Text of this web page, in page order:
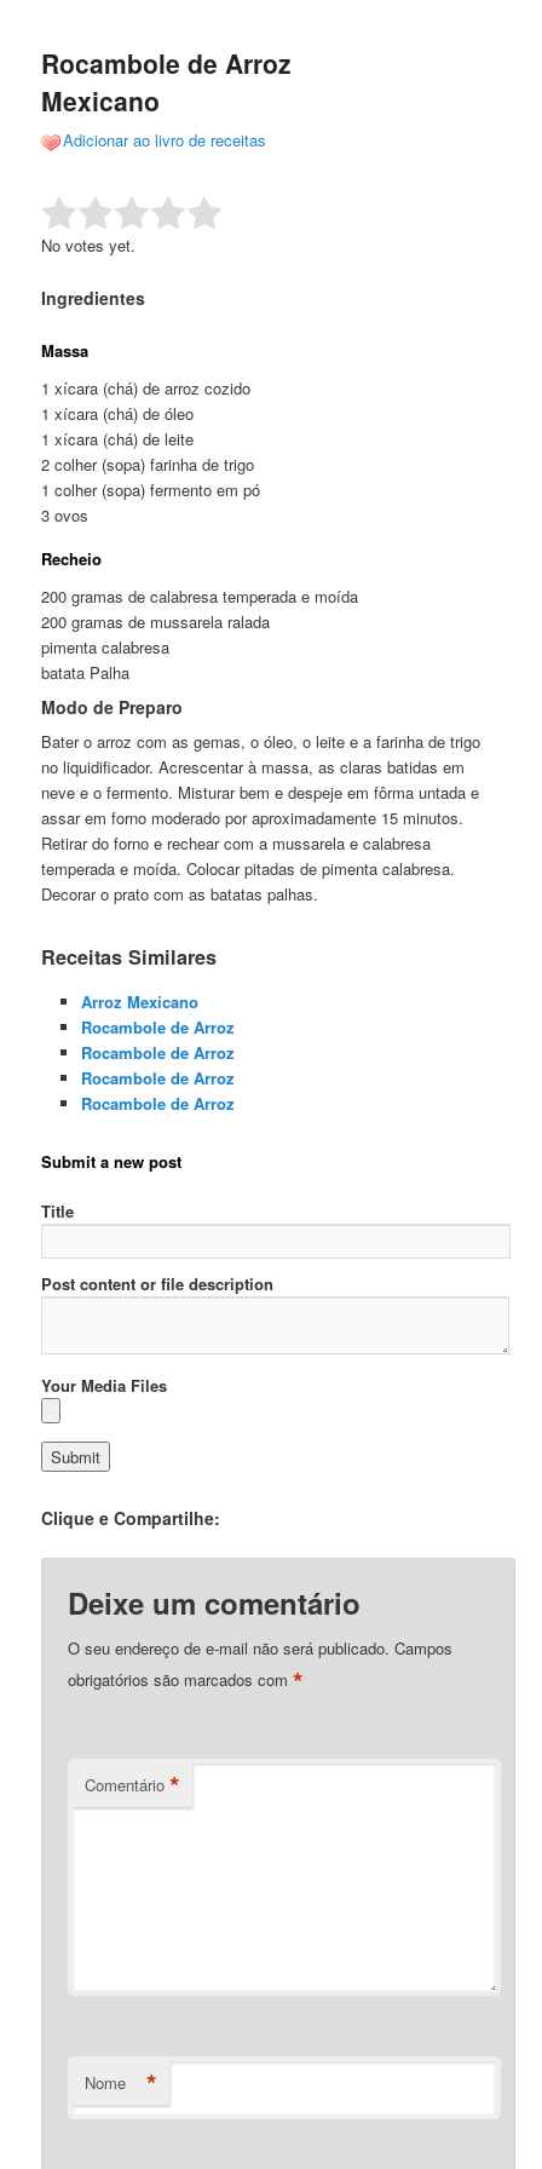
conteúdo
conteúdo
Rocambole de Arroz
Mexicano
Adicionar ao livro de receitas
Rate this item: Submit Rating
No votes yet.
Ingredientes
Massa
1 xícara (chá) de arroz cozido
1 xícara (chá) de óleo
1 xícara (chá) de leite
2 colher (sopa) farinha de trigo
1 colher (sopa) fermento em pó
3 ovos
Recheio
200 gramas de calabresa temperada e moída
200 gramas de mussarela ralada
pimenta calabresa
batata Palha
Modo de Preparo
Bater o arroz com as gemas, o óleo, o leite e a farinha de trigo
no liquidificador. Acrescentar à massa, as claras batidas em
neve e o fermento. Misturar bem e despeje em fôrma untada e
assar em forno moderado por aproximadamente 15 minutos.
Retirar do forno e rechear com a mussarela e calabresa
temperada e moída. Colocar pitadas de pimenta calabresa.
Decorar o prato com as batatas palhas.
Receitas Similares
Arroz Mexicano
Rocambole de Arroz
Rocambole de Arroz
Rocambole de Arroz
Rocambole de Arroz
Submit a new post
Title
Post content or file description
Your Media Files
Clique e Compartilhe:
Deixe um comentário
O seu endereço de e-mail não será publicado. Campos
obrigatórios são marcados com*
Comentário *
Nome *